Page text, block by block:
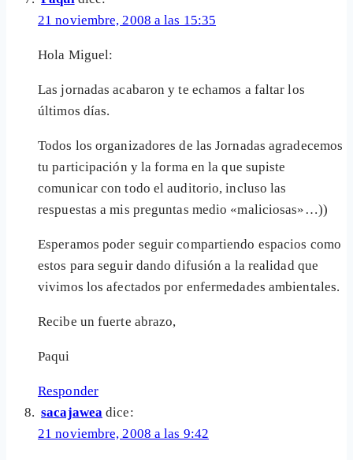
21 noviembre, 2008 a las 15:35
Hola Miguel:
Las jornadas acabaron y te echamos a faltar los
últimos días.
Todos los organizadores de las Jornadas agradecemos
tu participación y la forma en la que supiste
comunicar con todo el auditorio, incluso las
respuestas a mis preguntas medio «maliciosas»…))
Esperamos poder seguir compartiendo espacios como
estos para seguir dando difusión a la realidad que
vivimos los afectados por enfermedades ambientales.
Recibe un fuerte abrazo,
Paqui
Responder
sacajawea dice:
21 noviembre, 2008 a las 9:42